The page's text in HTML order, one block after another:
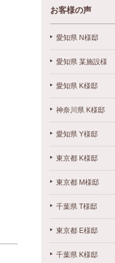
お客様の声
愛知県 N様邸
愛知県 某施設様
愛知県 K様邸
神奈川県 K様邸
愛知県 Y様邸
東京都 K様邸
東京都 M様邸
千葉県 T様邸
東京都 E様邸
千葉県 K様邸